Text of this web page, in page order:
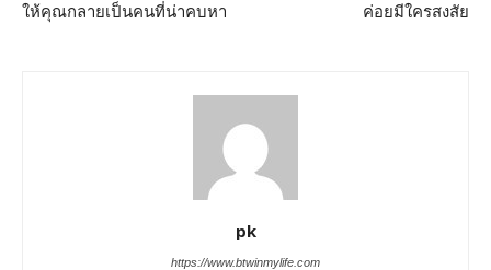
ให้คุณกลายเป็นคนที่น่าคบหา
ค่อยมีใครสงสัย
pk
https://www.btwinmylife.com